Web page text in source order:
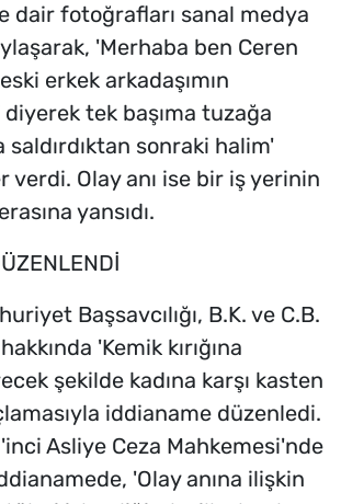
dair fotoğrafları sanal medya
'Merhaba ben Ceren
erkek arkadaşımın
diyerek tek başıma tuzağa
sonraki halim'
verdi. Olay anı ise bir iş yerinin
yansıdı.
Başsavcılığı, B.K. ve C.B.
'Kemik kırığına
şekilde kadına karşı kasten
iddianame düzenledi.
Asliye Ceza Mahkemesi'nde
'Olay anına ilişkin